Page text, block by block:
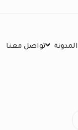
المدونة تواصل معنا